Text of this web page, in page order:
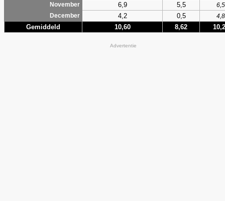
November
6,9 5,5
6,5
December
4,2 0,5 4,8
Gemiddeld 10,60 8,62
Advertentie